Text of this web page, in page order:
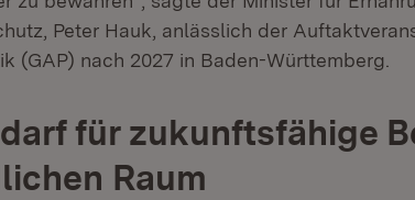
Peter Hauk, anlässlich der
(GAP) nach 2027 in Baden-Württemberg.
für zukunftsfähige
Raum